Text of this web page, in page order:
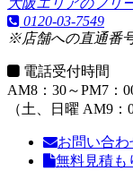
大阪エリアのフリ
0120-03-7549
※店舗への直通番
電話受付時間
AM8：30～PM7：
（土、日曜 AM9：
お問い合わ
無料見積も